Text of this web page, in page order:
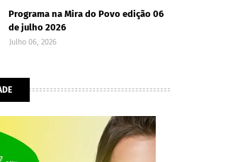
Programa na Mira do Povo edição 06
de julho 2026
Julho 06, 2026